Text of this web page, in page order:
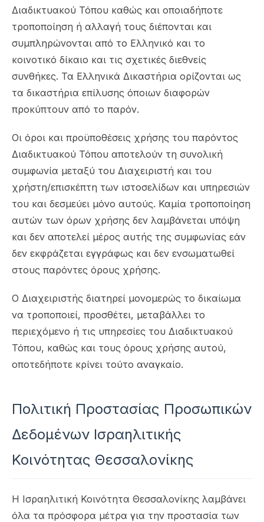
Διαδικτυακού Τόπου καθώς και οποιαδήποτε
τροποποίηση ή αλλαγή τους διέπονται και
συμπληρώνονται από το Ελληνικό και το
κοινοτικό δίκαιο και τις σχετικές διεθνείς
συνθήκες. Τα Ελληνικά Δικαστήρια ορίζονται ως
τα δικαστήρια επίλυσης όποιων διαφορών
προκύπτουν από το παρόν.
Οι όροι και προϋποθέσεις χρήσης του παρόντος
Διαδικτυακού Τόπου αποτελούν τη συνολική
συμφωνία μεταξύ του Διαχειριστή και του
χρήστη/επισκέπτη των ιστοσελίδων και υπηρεσιών
του και δεσμεύει μόνο αυτούς. Καμία τροποποίηση
αυτών των όρων χρήσης δεν λαμβάνεται υπόψη
και δεν αποτελεί μέρος αυτής της συμφωνίας εάν
δεν εκφράζεται εγγράφως και δεν ενσωματωθεί
στους παρόντες όρους χρήσης.
Ο Διαχειριστής διατηρεί μονομερώς το δικαίωμα
να τροποποιεί, προσθέτει, μεταβάλλει το
περιεχόμενο ή τις υπηρεσίες του Διαδικτυακού
Τόπου, καθώς και τους όρους χρήσης αυτού,
οποτεδήποτε κρίνει τούτο αναγκαίο.
Πολιτική Προστασίας Προσωπικών
Δεδομένων Ισραηλιτικής
Κοινότητας Θεσσαλονίκης
Η Ισραηλιτική Κοινότητα Θεσσαλονίκης λαμβάνει
όλα τα πρόσφορα μέτρα για την προστασία των